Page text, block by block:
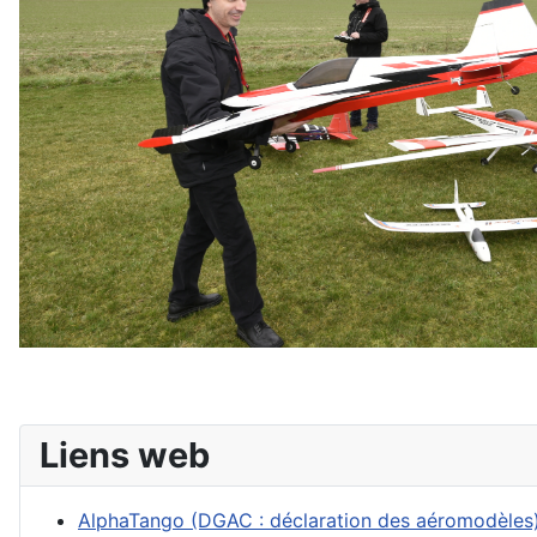
Liens web
AlphaTango (DGAC : déclaration des